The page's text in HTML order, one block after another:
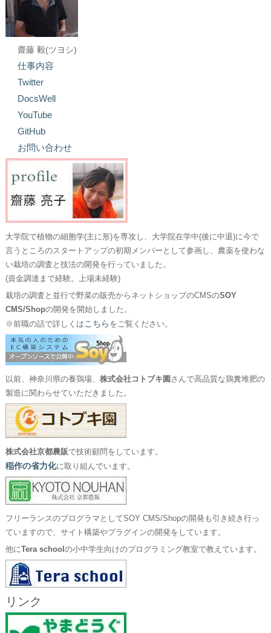
齋藤 毅(ツヨシ)
仕事内容
Twitter
DocsWell
YouTube
GitHub
お問い合わせ
大学院で植物の細胞学(主に形)を専攻し、大学院在学中(後に中退)に今で
言うところのスタートアップの初期メンバーとして参画し、農薬を使わな
い栽培の調査と技法の開発を行っていました。
(資金調達まで経験。上場未経験)
栽培の調査と並行で野菜の販売からネットショップのCMSのSOY
CMS/Shopの開発を開始しました。
※前職の話で詳しくはこちら をご覧ください。
以前、神奈川県の養鶏場、 株式会社コトブキ園 さんで高品質な鶏糞堆肥の
製造に関わらせていただきました。
株式会社京都農販で技術顧問をしています。
稲作の省力化に取り組んでいます。
フリーランスのプログラマとしてSOY CMS/Shopの開発も引き続き行っ
ていますので、サイト構築やプラグインの開発をしています。
他にTera school の小中学生向けのプログラミング教室で教えています。
リンク